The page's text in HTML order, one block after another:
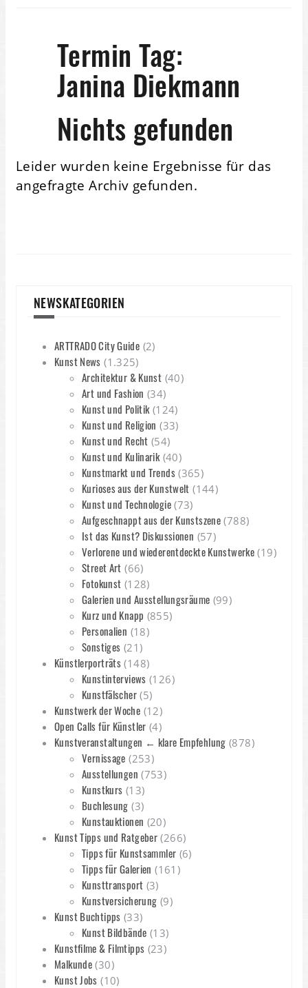
Termin Tag:
Janina Diekmann
Nichts gefunden
Leider wurden keine Ergebnisse für das
angefragte Archiv gefunden.
NEWSKATEGORIEN
ARTTRADO City Guide (2)
Kunst News (1.325)
Architektur & Kunst (40)
Art und Fashion (34)
Kunst und Politik(124)
Kunst und Religion (33)
Kunst und Recht (54)
Kunst und Kulinarik(40)
Kunstmarkt und Trends(365)
Kurioses aus der Kunstwelt (144)
Kunst und Technologie(73)
Aufgeschnappt aus der Kunstszene (788)
Ist das Kunst? Diskussionen (57)
Verlorene und wiederentdeckte Kunstwerke (19)
Street Art (66)
Fotokunst (128)
Galerien und Ausstellungsräume (99)
Kurz und Knapp (855)
Personalien (18)
Sonstiges (21)
Künstlerporträts (148)
Kunstinterviews (126)
Kunstfälscher(5)
Kunstwerk der Woche (12)
Open Calls für Künstler (4)
Kunstveranstaltungen ← klare Empfehlung (878)
Vernissage (253)
Ausstellungen (753)
Kunstkurs (13)
Buchlesung (3)
Kunstauktionen (20)
Kunst Tipps und Ratgeber (266)
Tipps für Kunstsammler (6)
Tipps für Galerien (161)
Kunsttransport (3)
Kunstversicherung (9)
Kunst Buchtipps (33)
Kunst Bildbände (13)
Kunstfilme & Filmtipps (23)
Malkunde (30)
Kunst Jobs (10)